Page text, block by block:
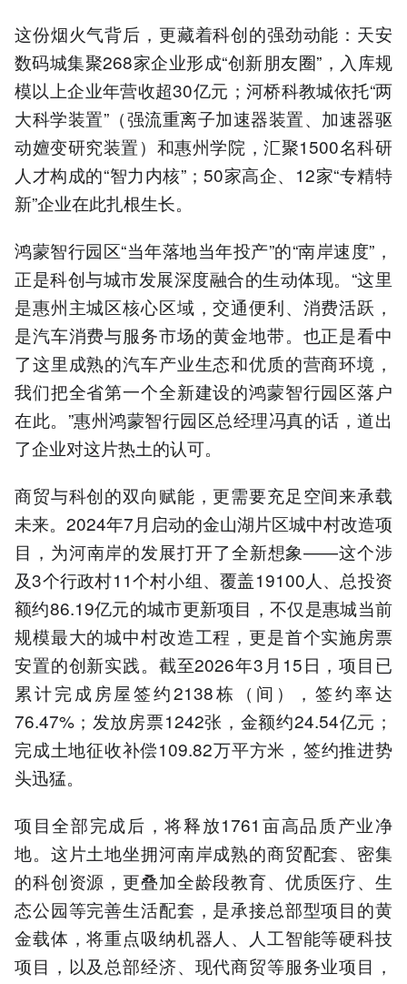
这份烟火气背后，更藏着科创的强劲动能：天安
数码城集聚268家企业形成“创新朋友圈”，入库规
模以上企业年营收超30亿元；河桥科教城依托“两
大科学装置”（强流重离子加速器装置、加速器驱
动嬗变研究装置）和惠州学院，汇聚1500名科研
人才构成的“智力内核”；50家高企、12家“专精特
新”企业在此扎根生长。
鸿蒙智行园区“当年落地当年投产”的“南岸速度”，
正是科创与城市发展深度融合的生动体现。“这里
是惠州主城区核心区域，交通便利、消费活跃，
是汽车消费与服务市场的黄金地带。也正是看中
了这里成熟的汽车产业生态和优质的营商环境，
我们把全省第一个全新建设的鸿蒙智行园区落户
在此。”惠州鸿蒙智行园区总经理冯真的话，道出
了企业对这片热土的认可。
商贸与科创的双向赋能，更需要充足空间来承载
未来。2024年7月启动的金山湖片区城中村改造项
目，为河南岸的发展打开了全新想象——这个涉
及3个行政村11个村小组、覆盖19100人、总投资
额约86.19亿元的城市更新项目，不仅是惠城当前
规模最大的城中村改造工程，更是首个实施房票
安置的创新实践。截至2026年3月15日，项目已
累计完成房屋签约2138栋（间），签约率达
76.47%；发放房票1242张，金额约24.54亿元；
完成土地征收补偿109.82万平方米，签约推进势
头迅猛。
项目全部完成后，将释放1761亩高品质产业净
地。这片土地坐拥河南岸成熟的商贸配套、密集
的科创资源，更叠加全龄段教育、优质医疗、生
态公园等完善生活配套，是承接总部型项目的黄
金载体，将重点吸纳机器人、人工智能等硬科技
项目，以及总部经济、现代商贸等服务业项目，